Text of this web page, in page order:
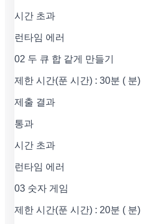
시간 초과
런타임 에러
02 두 큐 합 같게 만들기
제한 시간(푼 시간) : 30분 ( 분)
제출 결과
통과
시간 초과
런타임 에러
03 숫자 게임
제한 시간(푼 시간) : 20분 ( 분)